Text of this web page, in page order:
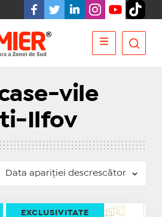
vile
Ilfov
EXCLUSIVITATE